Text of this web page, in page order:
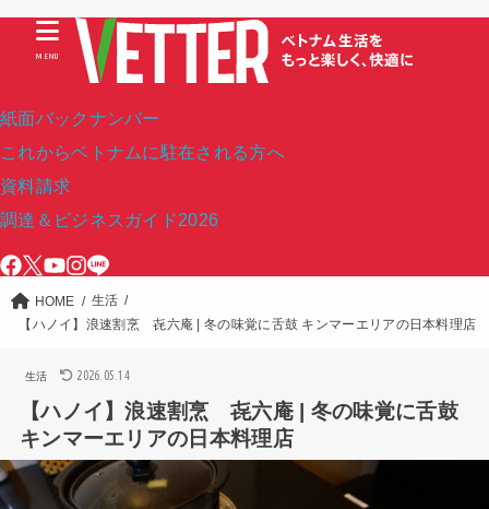
紙面バックナンバー
これからベトナムに駐在される方へ
資料請求
調達＆ビジネスガイド2026
MENU
HOME
生活
【ハノイ】浪速割烹 㐂六庵 | 冬の味覚に舌鼓 キンマーエリアの日本料理店
生活 2026.05.14
【ハノイ】浪速割烹 㐂六庵 | 冬の味覚に舌鼓
キンマーエリアの日本料理店